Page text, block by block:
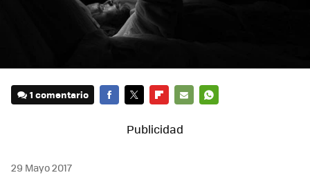
1 comentario
MAIL
29 Mayo 2017